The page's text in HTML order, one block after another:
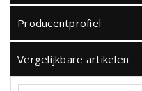
Producentprofiel
Vergelijkbare artikelen